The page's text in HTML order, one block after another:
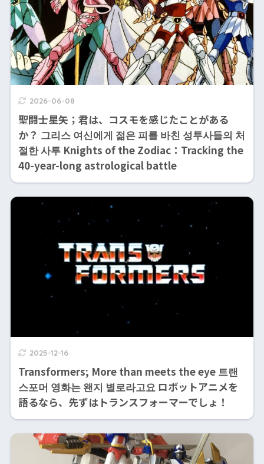
2026-06-08
聖闘士星矢；君は、コスモを感じたことがある
か？ 그리스 여신에게 젊은 피를 바친 성투사들의 처
절한 사투 Knights of the Zodiac：Tracking the
40-year-long astrological battle
2025-12-16
Transformers; More than meets the eye 트랜
스포머 영화는 왠지 별로라고요 ロボットアニメを
語るなら、先ずはトランスフォーマーでしょ！